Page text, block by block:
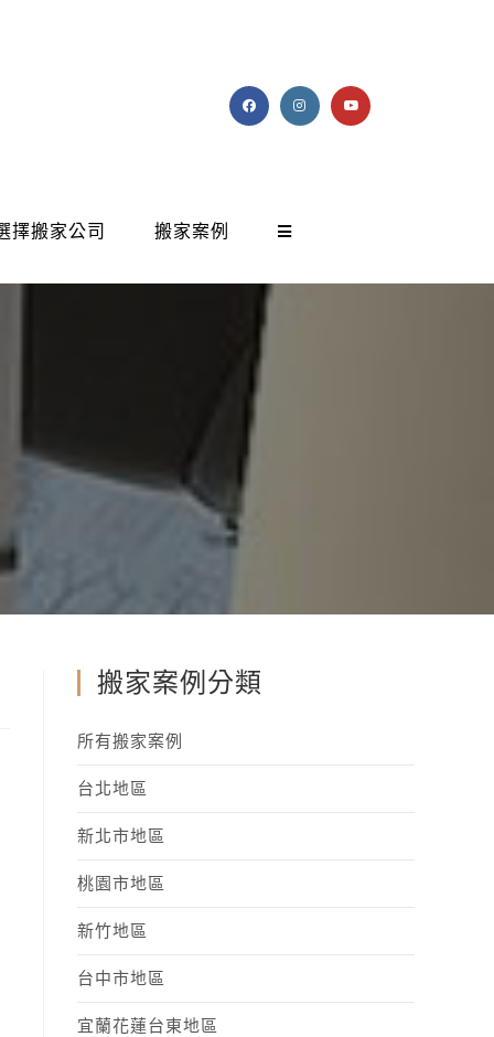
擇搬家公司 搬家案例
搬家案例分類
所有搬家案例
台北地區
新北市地區
桃園市地區
新竹地區
台中市地區
宜蘭花蓮台東地區